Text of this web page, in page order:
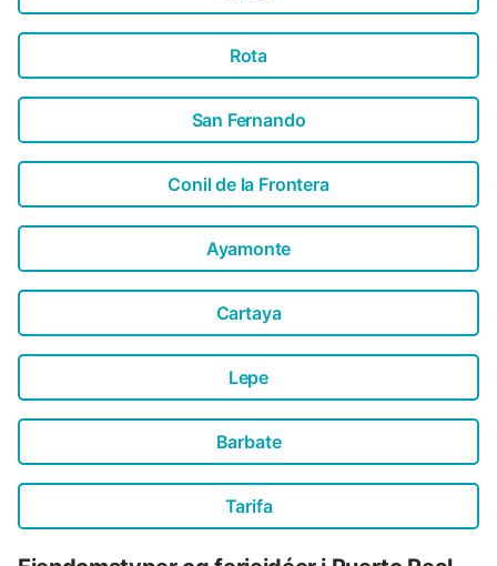
Rota
San Fernando
Conil de la Frontera
Ayamonte
Cartaya
Lepe
Barbate
Tarifa